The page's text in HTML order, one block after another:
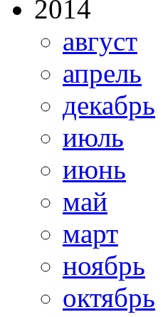
2014
август
апрель
декабрь
июль
июнь
май
март
ноябрь
октябрь